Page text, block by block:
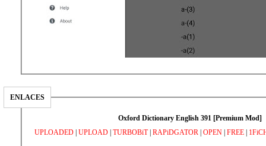
ENLACES
Oxford Dictionary English 391 [Premium Mod]
UPLOADED| UPLOAD| TURBOBiT| RAPiDGATOR | OPEN| FREE|